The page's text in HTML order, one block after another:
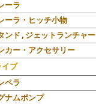
ーラ
ーラ・ヒッチ小物
ンド,ジェットランチャー
カー・アクセサリー
イブ
ペラ
ナムポンプ